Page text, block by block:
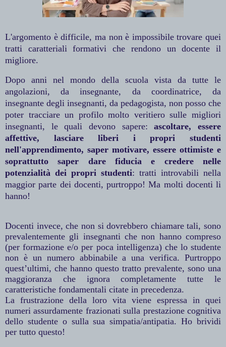
L'argomento è difficile, ma non è impossibile trovare quei
tratti caratteriali formativi che rendono un docente il
migliore.
Dopo anni nel mondo della scuola vista da tutte le
angolazioni, da insegnante, da coordinatrice, da
insegnante degli insegnanti, da pedagogista, non posso che
poter tracciare un profilo molto veritiero sulle migliori
insegnanti, le quali devono sapere:ascoltare, essere
affettive, lasciare liberi i propri studenti
nell'apprendimento, saper motivare, essere ottimiste e
soprattutto saper dare fiducia e credere nelle
potenzialità dei propri studenti: tratti introvabili nella
maggior parte dei docenti, purtroppo! Ma molti docenti li
hanno!
Docenti invece, che non si dovrebbero chiamare tali, sono
prevalentemente gli insegnanti che non hanno compreso
(per formazione e/o per poca intelligenza) che lo studente
non è un numero abbinabile a una verifica. Purtroppo
quest’ultimi, che hanno questo tratto prevalente, sono una
maggioranza che ignora completamente tutte le
caratteristiche fondamentali citate in precedenza.
La frustrazione della loro vita viene espressa in quei
numeri assurdamente frazionati sulla prestazione cognitiva
dello studente o sulla sua simpatia/antipatia. Ho brividi
per tutto questo!